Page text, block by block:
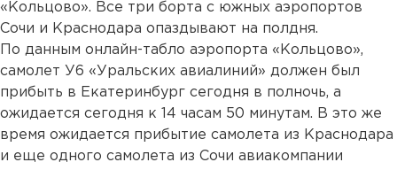
«Кольцово». Все три борта с южных аэропортов
Сочи и Краснодара опаздывают на полдня.
По данным онлайн-табло аэропорта «Кольцово»,
самолет У6 «Уральских авиалиний» должен был
прибыть в Екатеринбург сегодня в полночь, а
ожидается сегодня к 14 часам 50 минутам. В это же
время ожидается прибытие самолета из Краснодара
и еще одного самолета из Сочи авиакомпании